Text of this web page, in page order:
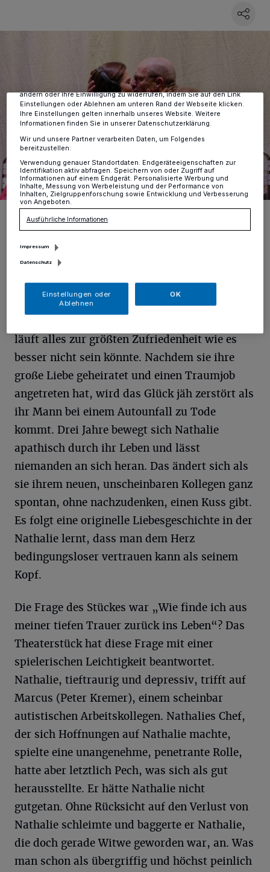
Ursula Buschhorn und Peter Kremer.
Foto: Marina Maisel
F
ür Nathalie (Ursula Buschhorn), die sich
läuft alles zur größten Zufriedenheit wie es
besser nicht sein könnte. Nachdem sie ihre
große Liebe geheiratet und einen Traumjob
angetreten hat, wird das Glück jäh zerstört als
ihr Mann bei einem Autounfall zu Tode
kommt. Drei Jahre bewegt sich Nathalie
apathisch durch ihr Leben und lässt
niemanden an sich heran. Das ändert sich als
sie ihrem neuen, unscheinbaren Kollegen ganz
spontan, ohne nachzudenken, einen Kuss gibt.
Es folgt eine originelle Liebesgeschichte in der
Nathalie lernt, dass man dem Herz
bedingungsloser vertrauen kann als seinem
Kopf.
Die Frage des Stückes war „Wie finde ich aus
meiner tiefen Trauer zurück ins Leben“? Das
Theaterstück hat diese Frage mit einer
spielerischen Leichtigkeit beantwortet.
Nathalie, tieftraurig und depressiv, trifft auf
Marcus (Peter Kremer), einem scheinbar
autistischen Arbeitskollegen. Nathalies Chef,
der sich Hoffnungen auf Nathalie machte,
spielte eine unangenehme, penetrante Rolle,
hatte aber letztlich Pech, was sich als gut
herausstellte. Er hätte Nathalie nicht
gutgetan. Ohne Rücksicht auf den Verlust von
Nathalie schleimte und baggerte er Nathalie,
die doch gerade Witwe geworden war, an. Was
man schon als übergriffig und höchst peinlich
verarbeiten Daten, um Ihnen Dienste bereitzustellen“ aufgeführten
Zwecke. Wenn Tracker deaktiviert sind, sind manche Inhalte und
Anzeigen möglicherweise nicht mehr so relevant für Sie. Sie können
dieses Menü jederzeit wieder aufrufen, um Ihre Einstellungen zu
ändern oder Ihre Einwilligung zu widerrufen, indem Sie auf den Link
Einstellungen oder Ablehnen am unteren Rand der Webseite klicken.
Ihre Einstellungen gelten innerhalb unseres Website. Weitere
Informationen finden Sie in unserer Datenschutzerklärung.
Wir und unsere Partner verarbeiten Daten, um Folgendes
bereitzustellen:
Verwendung genauer Standortdaten. Endgeräteeigenschaften zur
Identifikation aktiv abfragen. Speichern von oder Zugriff auf
Informationen auf einem Endgerät. Personalisierte Werbung und
Inhalte, Messung von Werbeleistung und der Performance von
Inhalten, Zielgruppenforschung sowie Entwicklung und Verbesserung
von Angeboten.
Ausführliche Informationen
Impressum
Datenschutz
Einstellungen oder
Ablehnen
OK